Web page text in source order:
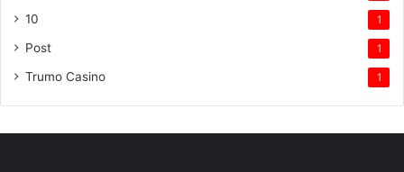
10 1
Post 1
Trumo Casino 1